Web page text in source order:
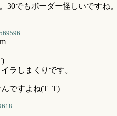
30でもボーダー怪しいです
ラしまくりです。
ですよね(T_T)